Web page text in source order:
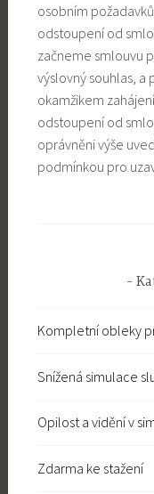
osobním
odstoupení od
začneme smlouvu
výslovný souhlas,
okamžikem
odstoupení od
oprávněni výše
podmínkou pro
Kompletní obleky
Snížená simulace
Opilost a vidění v
Zdarma ke stažení